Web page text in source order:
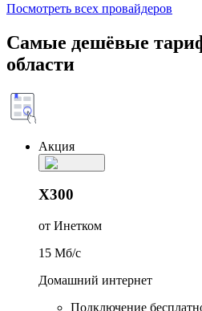
Посмотреть всех провайдеров
Самые дешёвые
области
Акция
Х300
от Инетком
15 Мб/c
Домашний интернет
Подключение